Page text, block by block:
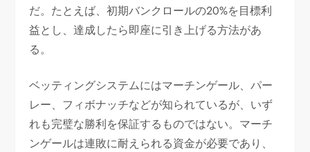
だ。たとえば、初期バンクロールの20%を目標利
益とし、達成したら即座に引き上げる方法があ
る。
ベッティングシステムにはマーチンゲール、パー
レー、フィボナッチなどが知られているが、いず
れも完璧な勝利を保証するものではない。マーチ
ンゲールは連敗に耐えられる資金が必要であり、